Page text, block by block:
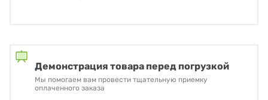
Демонстрация товара перед погрузкой
Мы помогаем вам провести тщательную приемку
оплаченного заказа